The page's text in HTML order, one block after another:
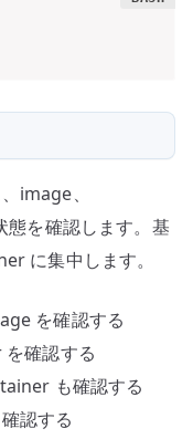
image、
を確認します。基
に集中します。
を確認する
確認する
も確認する
認する